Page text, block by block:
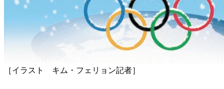
［イラスト キム・フェリョン記者］